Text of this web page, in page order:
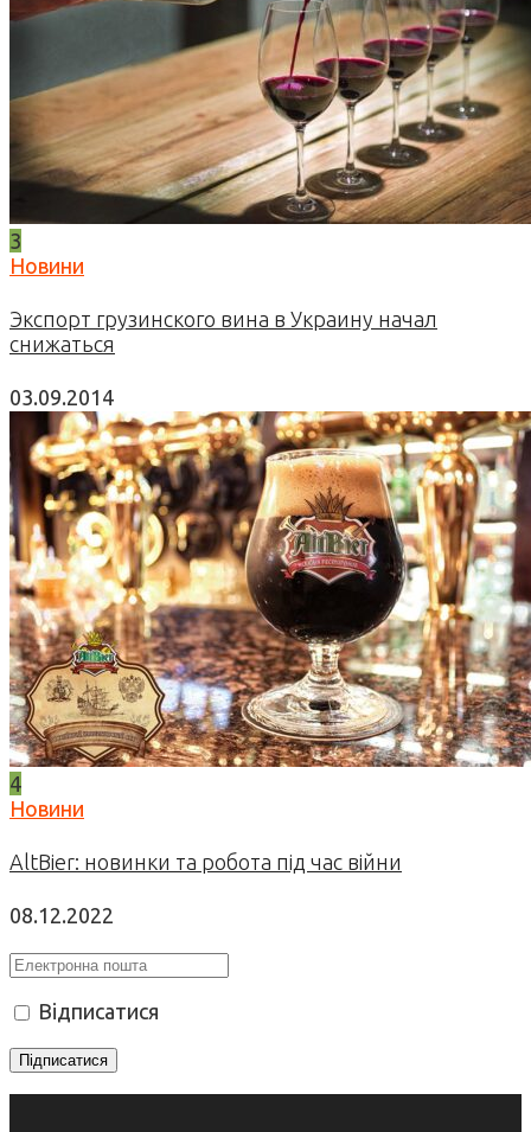
3
Новини
Экспорт грузинского вина в Украину начал
снижаться
03.09.2014
4
Новини
AltBier: новинки та робота під час війни
08.12.2022
Відписатися